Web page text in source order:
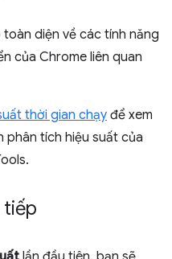
toàn diện về các tính năng
của Chrome liên quan
thời gian chạy để xem
tích hiệu suất của
tiếp